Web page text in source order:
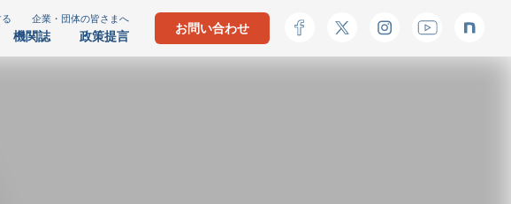
企業・団体の皆さまへ
機関誌 政策提言
お問い合わせ